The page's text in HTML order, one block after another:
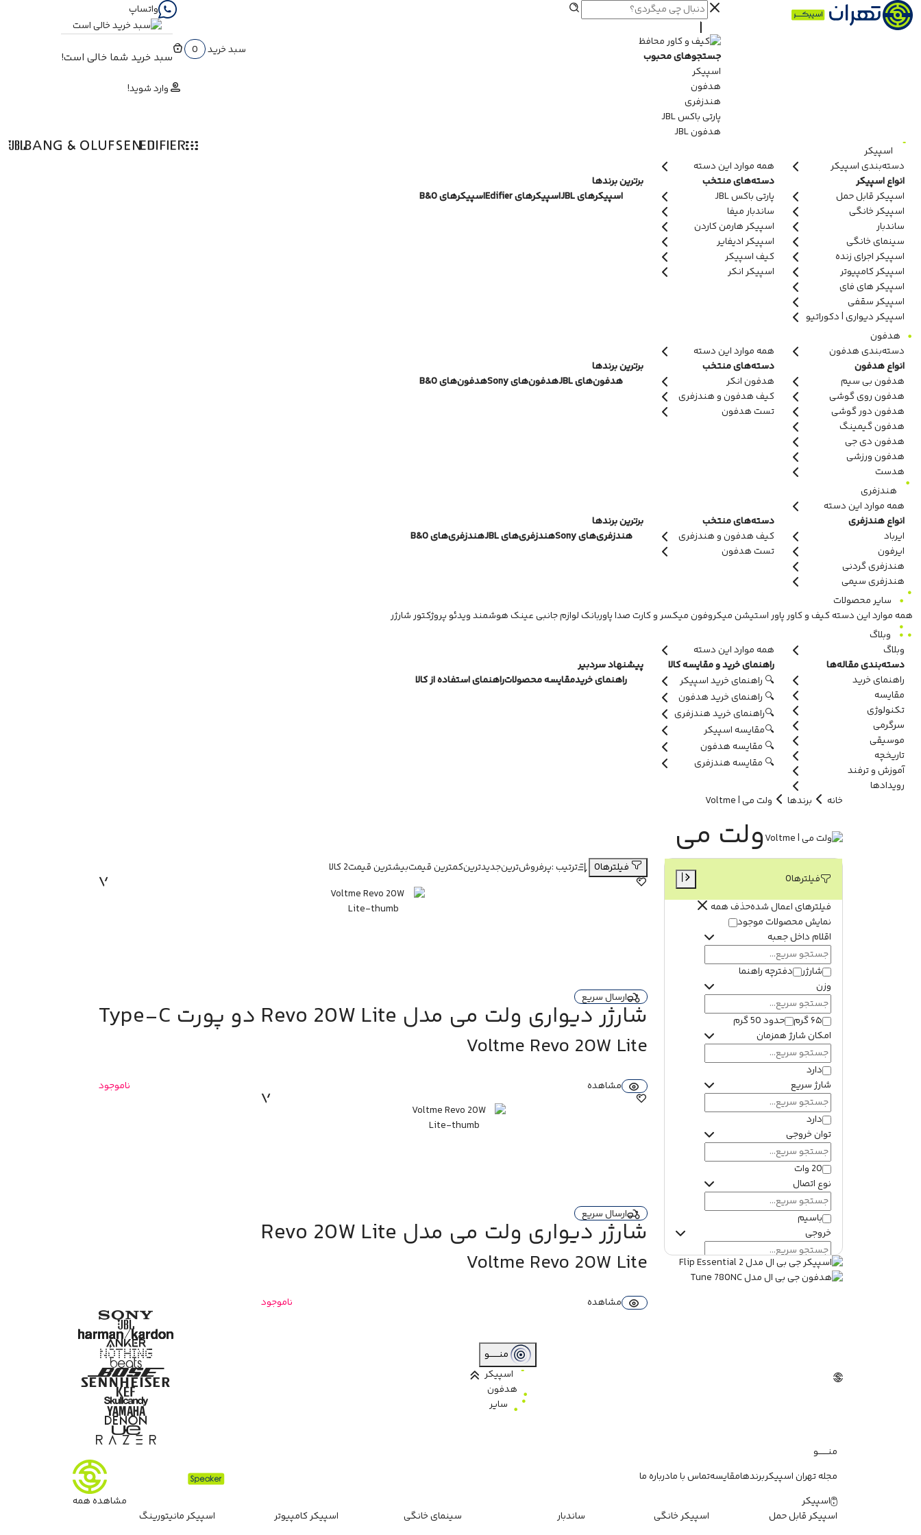
جستجوهای محبوب
اسپیکر
هدفون
هندزفری
پارتی باکس JBL
هدفون JBL
واتساپ
سبد خرید 0
سبد خرید شما خالی است!
وارد شوید!
اسپیکر
دسته‌بندی اسپیکر
همه موارد این دسته
انواع اسپیکر
اسپیکر قابل حمل
اسپیکر خانگی
ساندبار
سینمای خانگی
اسپیکر اجرای زنده
اسپیکر کامپیوتر
اسپیکر های فای
اسپیکر سقفی
اسپیکر دیواری | دکوراتیو
دسته‌های منتخب
پارتی باکس JBL
ساندبار میفا
اسپیکر هارمن کاردن
اسپیکر ادیفایر
کیف اسپیکر
اسپیکر انکر
برترین برندها
اسپیکرهای JBL
اسپیکرهای Edifier اسپیکرهای B&O
هدفون
دسته‌بندی هدفون
همه موارد این دسته
انواع هدفون
هدفون بی سیم
هدفون روی گوشی
هدفون دور گوشی
هدفون گیمینگ
هدفون دی جی
هدفون ورزشی
هدست
دسته‌های منتخب
هدفون انکر
کیف هدفون و هندزفری
تست هدفون
برترین برندها
هدفون‌های JBL
هدفون‌های Sony هدفون‌های B&O
هندزفری
همه موارد این دسته
انواع هندزفری
ایرباد
ایرفون
هندزفری گردنی
هندزفری سیمی
دسته‌های منتخب
کیف هدفون و هندزفری
تست هدفون
برترین برندها
هندزفری‌های Sony
هندزفری‌های JBL هندزفری‌های B&O
سایر محصولات
همه موارد این دستهکیف و کاورپاور استیشنمیکروفونمیکسر و کارت صداپاوربانکلوازم جانبیعینک هوشمندویدئو پروژکتورشارژر
وبلاگ
وبلاگ
همه موارد این دسته
دسته‌بندی مقاله‌ها
راهنمای خرید
مقایسه
تکنولوژی
سرگرمی
موسیقی
تاریخچه
آموزش و ترفند
رویدادها
راهنمای خرید و مقایسه کالا
🔍 راهنمای خرید اسپیکر
🔍 راهنمای خرید هدفون
🔍راهنمای خرید هندزفری
🔍مقایسه اسپیکر
🔍 مقایسه هدفون
🔍 مقایسه هندزفری
پیشنهاد سردبیر
راهنمای خریدمقایسه محصولاتراهنمای استفاده از کالا
خانه برندها ولت می | Voltme
ولت می
فیلترها0
فیلترهای اعمال شدهحذف همه
نمایش محصولات موجود
اقلام داخل جعبه
شارژر
دفترچه راهنما
وزن
۶۵ گرم
حدود 50 گرم
امکان شارژ همزمان
دارد
شارژ سریع
دارد
توان خروجی
20 وات
نوع اتصال
باسیم
خروجی
12V/1.67A
5V/3A
9V/2.22A
در حالت تک پورت: حداکثر 20 وات
چین
شارژر دیواری
0 ترتیب :پرفروش‌ترینجدیدترینکمترین قیمتبیشترین قیمت2 کالا
ارسال سریع
شارژر دیواری ولت می مدل Revo 20W Lite دو پورت Type-C
Voltme Revo 20W Lite
مشاهده ناموجود
ارسال سریع
شارژر دیواری ولت می مدل Revo 20W Lite
Voltme Revo 20W Lite
مشاهده ناموجود
منـــــــو
اسپیکر
هدفون
سایر
منـــــــو
مجله تهران اسپیکربرندهامقایسهتماس با مادرباره ما
اسپیکر
مشاهده همه
اسپیکر قابل حمل
اسپیکر خانگی
ساندبار
سینمای خانگی
اسپیکر کامپیوتر
اسپیکر مانیتورینگ